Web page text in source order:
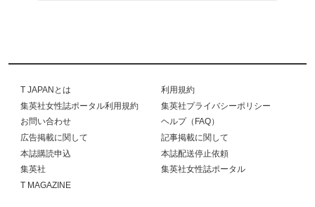
T JAPANとは
利用規約
集英社女性誌ポータル利用規約
集英社プライバシーポリシー
お問い合わせ
ヘルプ（FAQ）
広告掲載に関して
記事掲載に関して
本誌購読申込
本誌配送停止依頼
集英社
集英社女性誌ポータル
T MAGAZINE